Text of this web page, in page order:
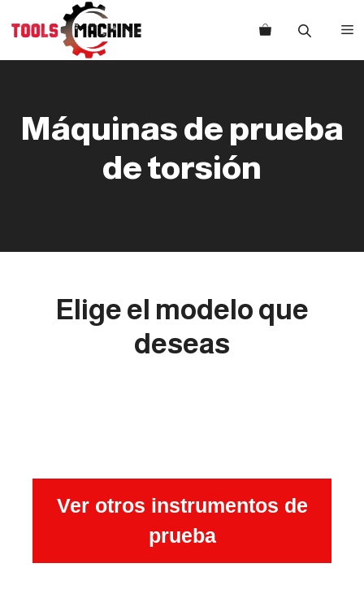
Máquinas de prueba
de torsión
Elige el modelo que
deseas
Ver otros instrumentos de
prueba